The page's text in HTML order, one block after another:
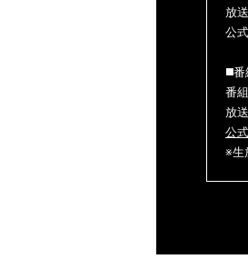
放
公
◼️番
番
放
公
※生